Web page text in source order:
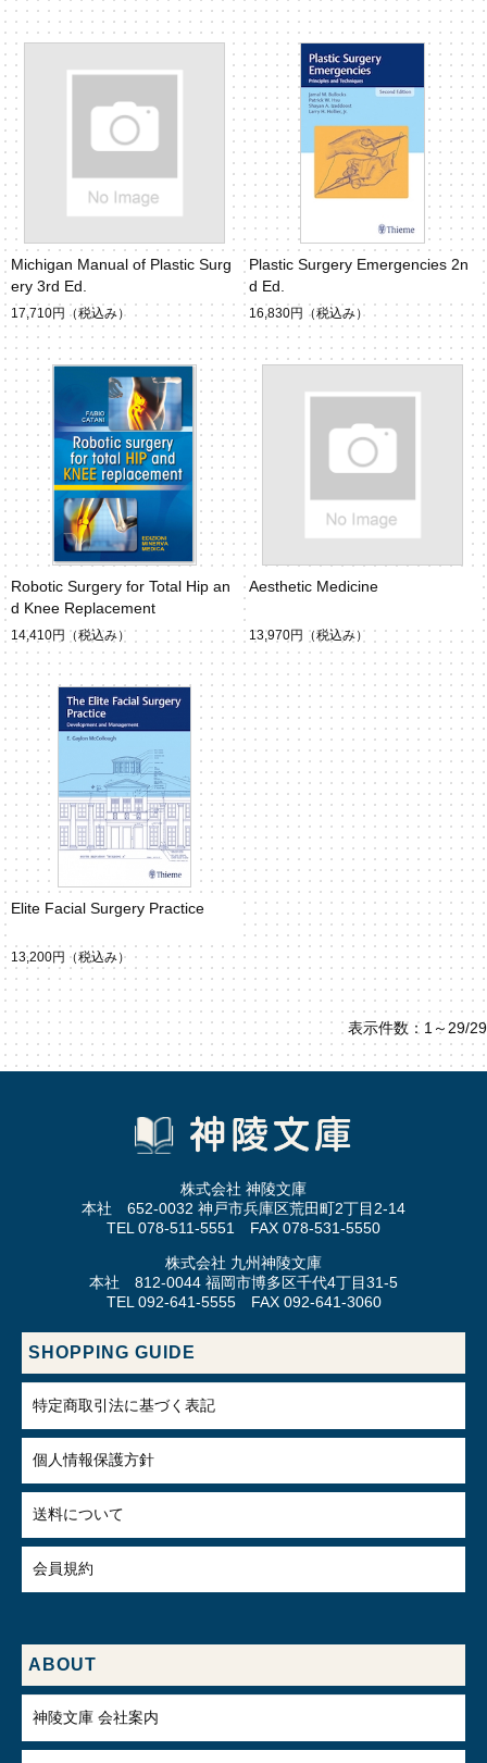
Michigan Manual of Plastic Surg
ery 3rd Ed.
17,710円 （税込み）
Plastic Surgery Emergencies 2n
d Ed.
16,830円 （税込み）
Robotic Surgery for Total Hip an
d Knee Replacement
14,410円 （税込み）
Aesthetic Medicine
13,970円 （税込み）
Elite Facial Surgery Practice
13,200円 （税込み）
表示件数：1～29/29
株式会社 神陵文庫
本社 652-0032 神戸市兵庫区荒田町2丁目2-14
TEL 078-511-5551 FAX 078-531-5550
株式会社 九州神陵文庫
本社 812-0044 福岡市博多区千代4丁目31-5
TEL 092-641-5555 FAX 092-641-3060
SHOPPING GUIDE
特定商取引法に基づく表記
個人情報保護方針
送料について
会員規約
ABOUT
神陵文庫 会社案内